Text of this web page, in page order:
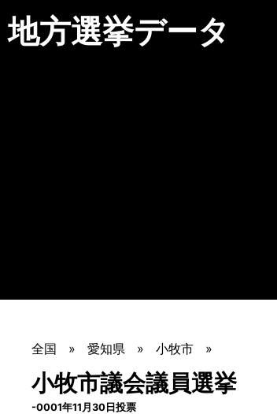
地方選挙データ
全国 愛知県 小牧市
小牧市議会議員選挙
-0001年11月30日投票